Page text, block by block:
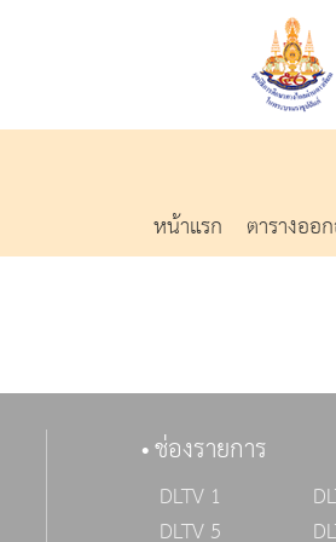
หน้าแรก ตารางออ
ช่องรายการ
DLTV 1
DLTV 5